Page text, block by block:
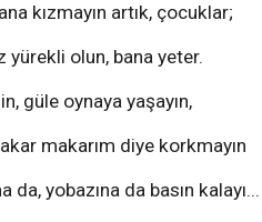
kızmayın artık, çocuklar;
yürekli olun, bana yeter.
güle oynaya yaşayın,
makarım diye korkmayın
da, yobazına da basın kalayı...